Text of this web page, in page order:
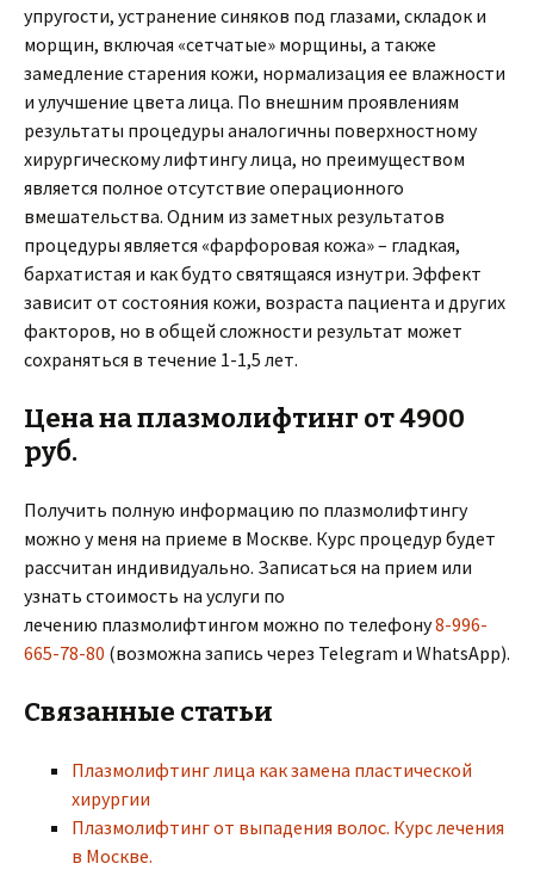
упругости, устранение синяков под глазами, складок и
морщин, включая «сетчатые» морщины, а также
замедление старения кожи, нормализация ее влажности
и улучшение цвета лица. По внешним проявлениям
результаты процедуры аналогичны поверхностному
хирургическому лифтингу лица, но преимуществом
является полное отсутствие операционного
вмешательства. Одним из заметных результатов
процедуры является «фарфоровая кожа» – гладкая,
бархатистая и как будто святящаяся изнутри. Эффект
зависит от состояния кожи, возраста пациента и других
факторов, но в общей сложности результат может
сохраняться в течение 1-1,5 лет.
Цена на плазмолифтинг от 4900
руб.
Получить полную информацию по плазмолифтингу
можно у меня на приеме в Москве. Курс процедур будет
рассчитан индивидуально. Записаться на прием или
узнать стоимость на услуги по
лечению плазмолифтингом можно по телефону8-996-
665-78-80 (возможна запись через Telegram и WhatsApp).
Связанные статьи
Плазмолифтинг лица как замена пластической
хирургии
Плазмолифтинг от выпадения волос. Курс лечения
в Москве.